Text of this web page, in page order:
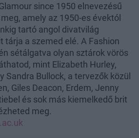
since 1950 elnevezésű
amely az 1950-es évektól
tartó angol divatvilág
tárja a szemed elé. A Fashion
sétálgatva olyan sztárok vörös
mint Elizabeth Hurley,
Sandra Bullock, a tervezők közül
Giles Deacon, Erdem, Jenny
és sok más kiemelkedő brit
meg.